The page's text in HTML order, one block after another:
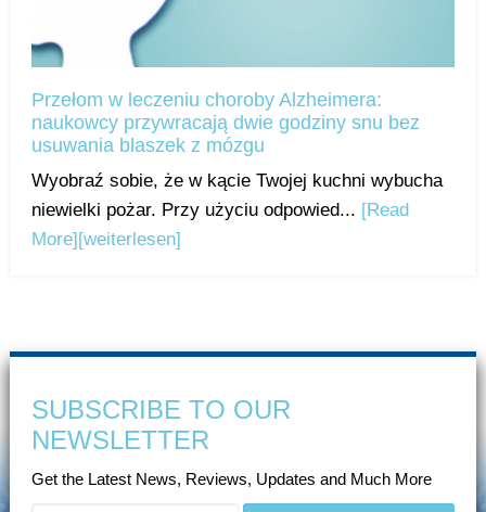
Przełom w leczeniu choroby Alzheimera:
naukowcy przywracają dwie godziny snu bez
usuwania blaszek z mózgu
Wyobraź sobie, że w kącie Twojej kuchni wybucha
niewielki pożar. Przy użyciu odpowied... [Read
More] [weiterlesen]
SUBSCRIBE TO OUR
NEWSLETTER
Get the Latest News, Reviews, Updates and Much More